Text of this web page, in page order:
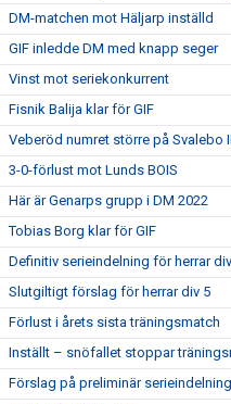
DM-matchen mot Häljarp inställd
GIF inledde DM med knapp seger
Vinst mot seriekonkurrent
Fisnik Balija klar för GIF
Veberöd numret större på Svalebo
3-0-förlust mot Lunds BOIS
Här är Genarps grupp i DM 2022
Tobias Borg klar för GIF
Definitiv serieindelning för herrar
Slutgiltigt förslag för herrar div 5
Förlust i årets sista träningsmatch
Inställt – snöfallet stoppar
Förslag på preliminär